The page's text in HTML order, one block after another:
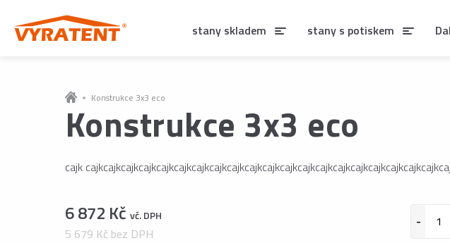
Konstrukce 3x3 eco
Konstrukce 3x3 eco
cajk
6 872 Kč vč. DPH
5 679 Kč bez DPH
stany skladem stany s potiskem